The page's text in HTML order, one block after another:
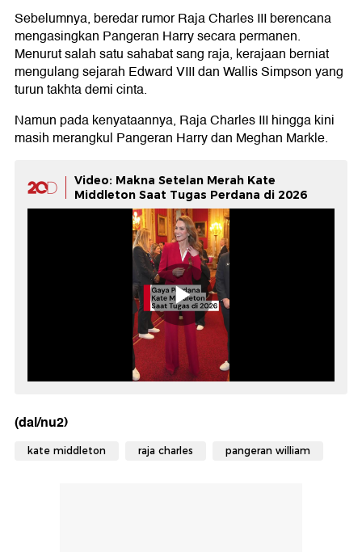
Sebelumnya, beredar rumor Raja Charles III berencana
mengasingkan Pangeran Harry secara permanen.
Menurut salah satu sahabat sang raja, kerajaan berniat
mengulang sejarah Edward VIII dan Wallis Simpson yang
turun takhta demi cinta.
Namun pada kenyataannya, Raja Charles III hingga kini
masih merangkul Pangeran Harry dan Meghan Markle.
Video: Makna Setelan Merah Kate
Middleton Saat Tugas Perdana di 2026
(dal/nu2)
kate middleton raja charles pangeran william